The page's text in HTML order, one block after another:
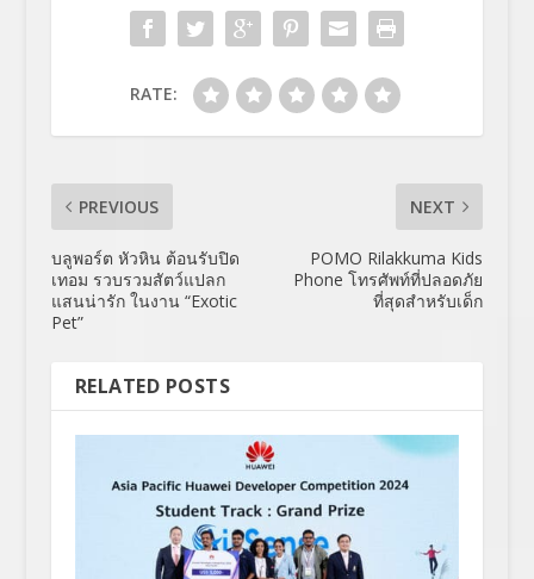
RATE:
PREVIOUS
บลูพอร์ต หัวหิน ต้อนรับปิด
เทอม รวบรวมสัตว์แปลก
แสนน่ารัก ในงาน “Exotic
Pet”
NEXT
POMO Rilakkuma Kids
Phone โทรศัพท์ที่ปลอดภัย
ที่สุดสำหรับเด็ก
RELATED POSTS